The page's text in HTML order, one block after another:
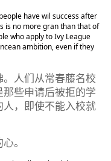
have wil success after
is no more gran than that of
who apply to Ivy League
ambition, even if they
人们从常春藤名校
些申请后被拒的学
，即使不能入校就
。